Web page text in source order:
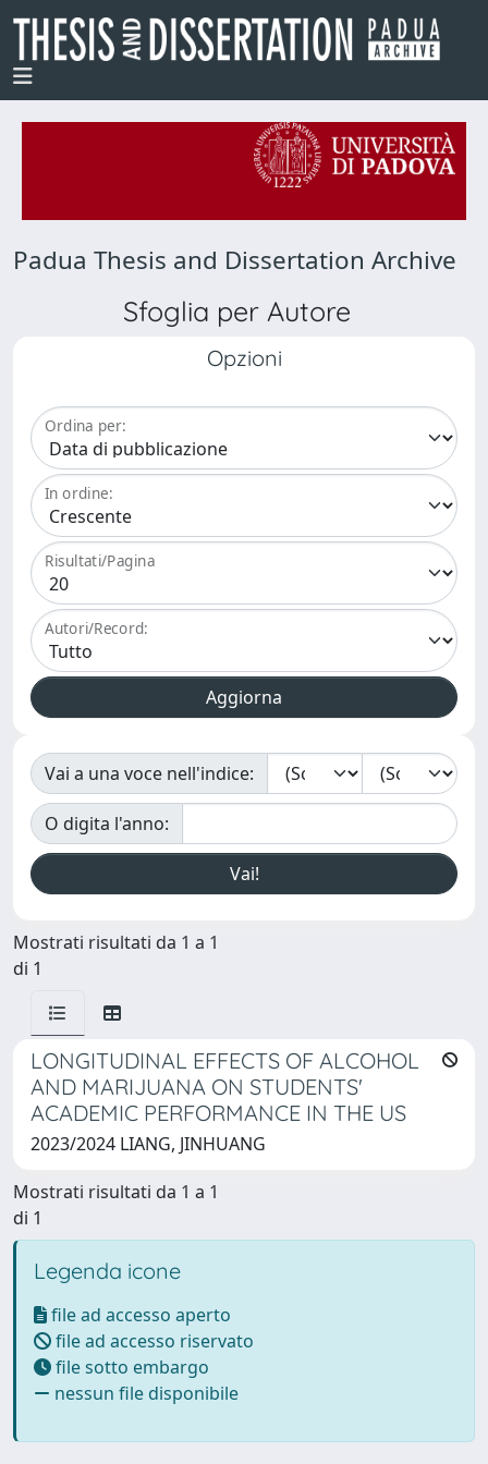
Padua Thesis and Dissertation Archive
Sfoglia per Autore
Opzioni
Ordina per:
In ordine:
Risultati/Pagina
Autori/Record:
Vai a una voce nell'indice:
O digita l'anno:
Mostrati risultati da 1 a 1
di 1
LONGITUDINAL EFFECTS OF ALCOHOL
AND MARIJUANA ON STUDENTS'
ACADEMIC PERFORMANCE IN THE US
2023/2024 LIANG, JINHUANG
Mostrati risultati da 1 a 1
di 1
Legenda icone
file ad accesso aperto
file ad accesso riservato
file sotto embargo
nessun file disponibile